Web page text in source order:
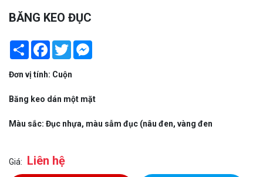
BĂNG KEO ĐỤC
Share Facebook
Twitter
Đơn vị tính: Cuộn
Băng keo dán một mặt
Màu sắc: Đục nhựa, màu sẫm đục (nâu đen, vàng đen
Giá: Liên hệ